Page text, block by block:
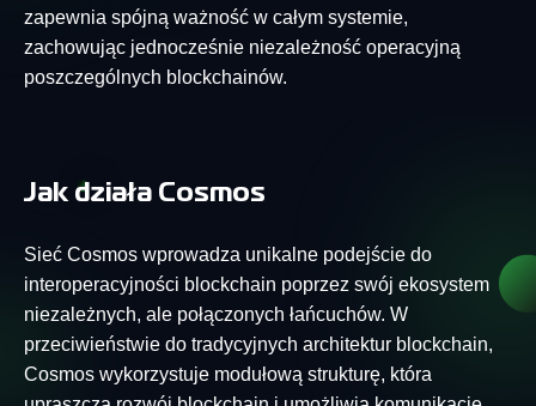
zapewnia spójną ważność w całym systemie,
zachowując jednocześnie niezależność operacyjną
poszczególnych blockchainów.
Jak działa Cosmos
Sieć Cosmos wprowadza unikalne podejście do
interoperacyjności blockchain poprzez swój ekosystem
niezależnych, ale połączonych łańcuchów. W
przeciwieństwie do tradycyjnych architektur blockchain,
Cosmos wykorzystuje modułową strukturę, która